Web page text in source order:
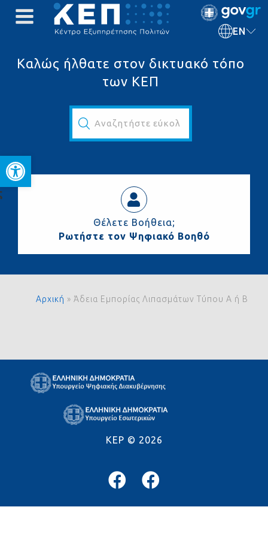
Open toolbar
EN
Καλώς ήλθατε στον δικτυακό τόπο
των ΚΕΠ
Αναζητήστε εύκολα και γρήγορα...
Θέλετε Βοήθεια;
Ρωτήστε τον Ψηφιακό Βοηθό
Αρχική » Άδεια Εμπορίας Λιπασμάτων Τύπου Α ή Β
KEP © 2026